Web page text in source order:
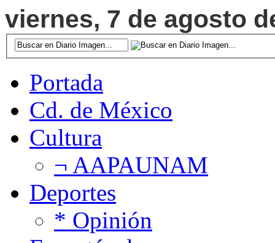
viernes, 7 de agosto
Portada
Cd. de México
Cultura
¬ AAPAUNAM
Deportes
* Opinión